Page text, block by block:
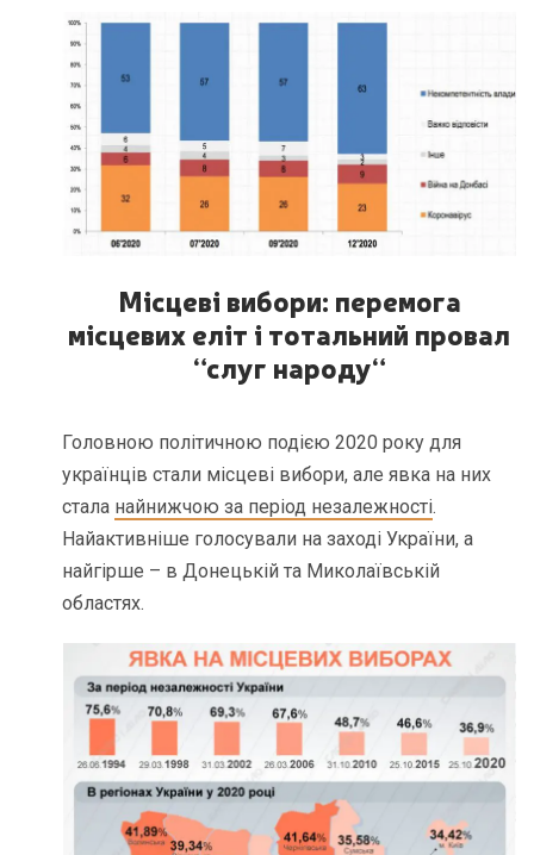
Місцеві вибори: перемога
місцевих еліт і тотальний провал
“слуг народу“
Головною політичною подією 2020 року для
українців стали місцеві вибори, але явка на них
стала найнижчою за період незалежності.
Найактивніше голосували на заході України, а
найгірше – в Донецькій та Миколаївській
областях.